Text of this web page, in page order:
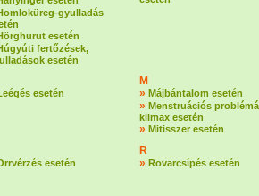
gyulladás
esetén
fertőzések,
esetén
esetén
M
» Májbántalom esetén
» Menstruációs
klimax esetén
» Mitisszer esetén
esetén
R
» Rovarcsípés esetén